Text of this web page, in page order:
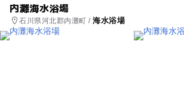
内灘海水浴場
石川県河北郡内灘町 /海水浴場